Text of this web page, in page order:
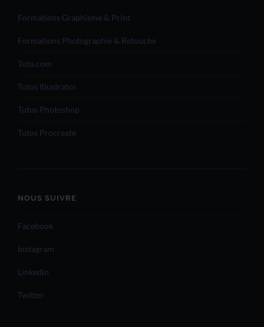
Formations Graphisme & Print
Formations Photographie & Retouche
Tuto.com
Tutos Illustrator
Tutos Photoshop
Tutos Procreate
NOUS SUIVRE
Facebook
Instagram
Linkedin
Twitter